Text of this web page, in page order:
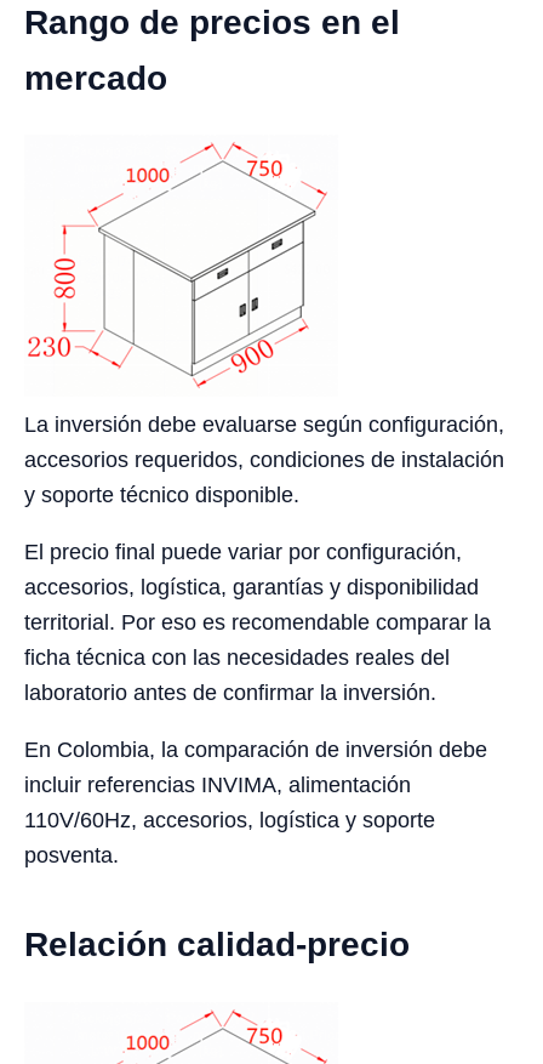
Rango de precios en el
mercado
La inversión debe evaluarse según configuración,
accesorios requeridos, condiciones de instalación
y soporte técnico disponible.
El precio final puede variar por configuración,
accesorios, logística, garantías y disponibilidad
territorial. Por eso es recomendable comparar la
ficha técnica con las necesidades reales del
laboratorio antes de confirmar la inversión.
En Colombia, la comparación de inversión debe
incluir referencias INVIMA, alimentación
110V/60Hz, accesorios, logística y soporte
posventa.
Relación calidad-precio